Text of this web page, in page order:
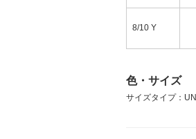
8/10 Y
色・サイズ
サイズタイプ：UNI